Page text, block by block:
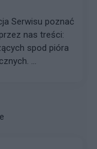
Serwisu poznać
nas treści:
spod pióra
...